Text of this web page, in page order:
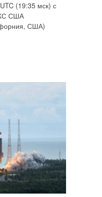
(19:35 мск) с
США
США)